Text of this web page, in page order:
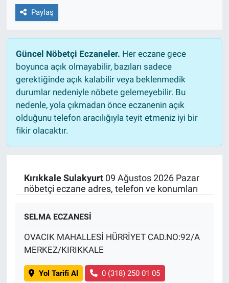
Paylaş
Güncel Nöbetçi Eczaneler. Her eczane gece
boyunca açık olmayabilir, bazıları sadece
gerektiğinde açık kalabilir veya beklenmedik
durumlar nedeniyle nöbete gelemeyebilir. Bu
nedenle, yola çıkmadan önce eczanenin açık
olduğunu telefon aracılığıyla teyit etmeniz iyi bir
fikir olacaktır.
Kırıkkale Sulakyurt09 Ağustos 2026 Pazar
nöbetçi eczane adres, telefon ve konumları
SELMA ECZANESİ
OVACIK MAHALLESİ HÜRRİYET CAD.NO:92/A
MERKEZ/KIRIKKALE
Yol Tarifi Al 0 (318) 250 01 05